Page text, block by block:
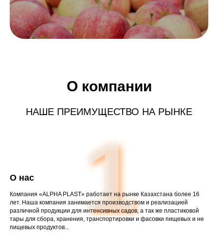
О компании
НАШЕ ПРЕИМУЩЕСТВО НА РЫНКЕ
О нас
Компания «ALPHA PLAST» работает на рынке Казахстана более 16
лет. Наша компания занимается производством и реализацией
различной продукции для интенсивных садов, а так же пластиковой
тары для сбора, хранения, транспортировки и фасовки пищевых и не
пищевых продуктов...
1